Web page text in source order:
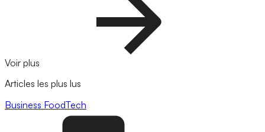
Voir plus
Articles les plus lus
Business FoodTech